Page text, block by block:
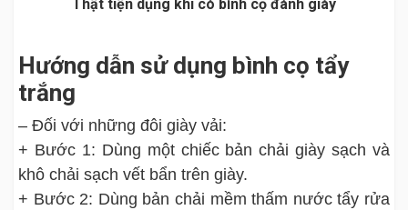
Thật tiện dụng khi có bình cọ đánh giày
Hướng dẫn sử dụng bình cọ tẩy
trắng
– Đối với những đôi giày vải:
+ Bước 1: Dùng một chiếc bản chải giày sạch và
khô chải sạch vết bẩn trên giày.
+ Bước 2: Dùng bản chải mềm thấm nước tẩy rửa